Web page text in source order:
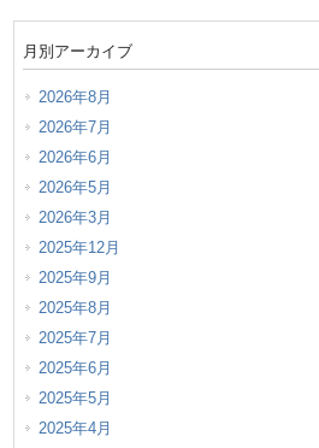
月別アーカイブ
2026年8月
2026年7月
2026年6月
2026年5月
2026年3月
2025年12月
2025年9月
2025年8月
2025年7月
2025年6月
2025年5月
2025年4月